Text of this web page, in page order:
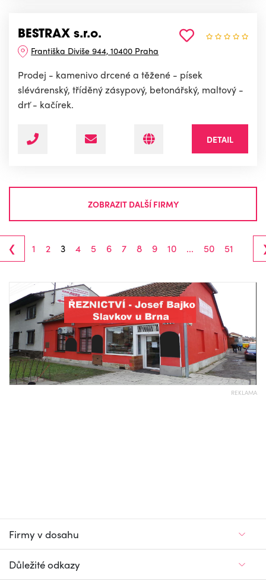
BESTRAX s.r.o.
Františka Diviše 944, 10400 Praha
Prodej - kamenivo drcené a těžené - písek
slévárenský, tříděný zásypový, betonářský, maltový -
drť - kačírek.
DETAIL
ZOBRAZIT DALŠÍ FIRMY
‹ 1 2 3 4 5 6 7 8 9 10 ... 50 51
REKLAMA
Firmy v dosahu
Důležité odkazy